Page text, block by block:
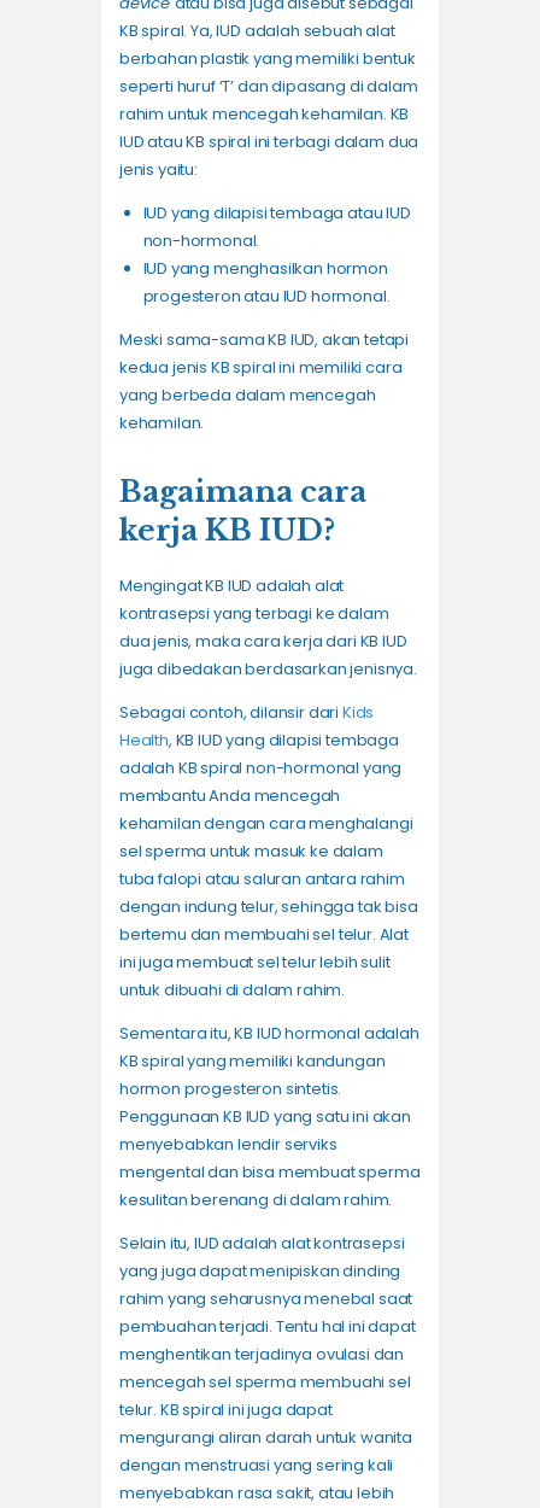
KB spiral. Ya, IUD adalah sebuah alat
berbahan plastik yang memiliki bentuk
seperti huruf ‘T’ dan dipasang di dalam
rahim untuk mencegah kehamilan. KB
IUD atau KB spiral ini terbagi dalam dua
jenis yaitu:
IUD yang dilapisi tembaga atau IUD
non-hormonal.
IUD yang menghasilkan hormon
progesteron atau IUD hormonal.
Meski sama-sama KB IUD, akan tetapi
kedua jenis KB spiral ini memiliki cara
yang berbeda dalam mencegah
kehamilan.
Bagaimana cara
kerja KB IUD?
Mengingat KB IUD adalah alat
kontrasepsi yang terbagi ke dalam
dua jenis, maka cara kerja dari KB IUD
juga dibedakan berdasarkan jenisnya.
Sebagai contoh, dilansir dari Kids
Health, KB IUD yang dilapisi tembaga
adalah KB spiral non-hormonal yang
membantu Anda mencegah
kehamilan dengan cara menghalangi
sel sperma untuk masuk ke dalam
tuba falopi atau saluran antara rahim
dengan indung telur, sehingga tak bisa
bertemu dan membuahi sel telur. Alat
ini juga membuat sel telur lebih sulit
untuk dibuahi di dalam rahim.
Sementara itu, KB IUD hormonal adalah
KB spiral yang memiliki kandungan
hormon progesteron sintetis.
Penggunaan KB IUD yang satu ini akan
menyebabkan lendir serviks
mengental dan bisa membuat sperma
kesulitan berenang di dalam rahim.
Selain itu, IUD adalah alat kontrasepsi
yang juga dapat menipiskan dinding
rahim yang seharusnya menebal saat
pembuahan terjadi. Tentu hal ini dapat
menghentikan terjadinya ovulasi dan
mencegah sel sperma membuahi sel
telur. KB spiral ini juga dapat
mengurangi aliran darah untuk wanita
dengan menstruasi yang sering kali
menyebabkan rasa sakit, atau lebih